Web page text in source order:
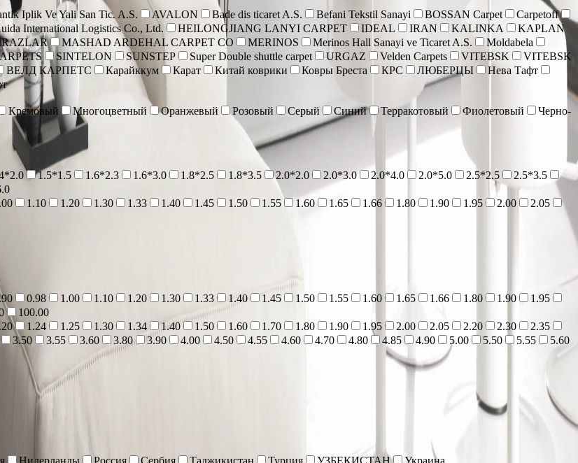
Iplik Ve Yali San Tic. A.S. AVALON Bade dis ticaret A.S. Befani Tekstil Sanayi BOSSAN Carpet
Carpetoff
International Logistics Co., Ltd. HEILONGJIANG LANYI CARPET IDEAL IRAN KALINKA
KAPLAN
MASHAD ARDEHAL CARPET CO MERINOS Merinos Hall Sanayi ve Ticaret A.S.
Moldabela
SINTELON SUNSTEP Super Double shuttle carpet URGAZ Velden Carpets VITEBSK
VITEBSK
ВЕЛД КАРПЕТС Карайккум Карат Китай коврики Ковры Бреста КРС ЛЮБЕРЦЫ
Нева Тафт
Кремовый Многоцветный Оранжевый Розовый Серый Синий Терракотовый Фиолетовый
Черно-
1.5*1.5 1.6*2.3 1.6*3.0 1.8*2.5 1.8*3.5 2.0*2.0 2.0*3.0 2.0*4.0 2.0*5.0 2.5*2.5
2.5*3.5
1.10 1.20 1.30 1.33 1.40 1.45 1.50 1.55 1.60 1.65 1.66 1.80 1.90 1.95 2.00
2.05
0.98 1.00 1.10 1.20 1.30 1.33 1.40 1.45 1.50 1.55 1.60 1.65 1.66 1.80 1.90
1.95
100.00
1.24 1.25 1.30 1.34 1.40 1.50 1.60 1.70 1.80 1.90 1.95 2.00 2.05 2.20 2.30
2.35
3.50 3.55 3.60 3.80 3.90 4.00 4.50 4.55 4.60 4.70 4.80 4.85 4.90 5.00 5.50 5.55
5.60
Нидерланды Россия Сербия Таджикистан Турция УЗБЕКИСТАН
Украина